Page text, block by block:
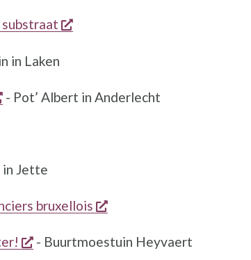
opent een nieuw venster
in Laken
opent een nieuw venster
- Pot’ Albert in Anderlecht
Jette
bruxellois opent een nieuw venster
opent een nieuw venster
- Buurtmoestuin Heyvaert